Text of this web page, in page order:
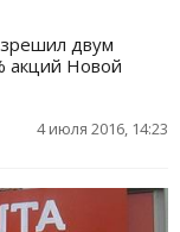
двум
акций Новой
4 июля 2016, 14:23